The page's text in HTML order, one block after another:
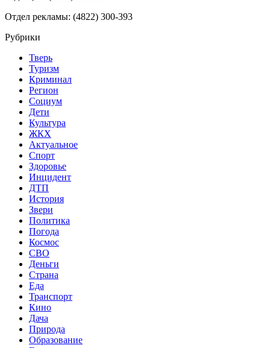
Отдел рекламы: (4822) 300-393
Рубрики
Тверь
Туризм
Криминал
Регион
Социум
Дети
Культура
ЖКХ
Актуальное
Спорт
Здоровье
Инцидент
ДТП
История
Звери
Политика
Погода
Космос
СВО
Деньги
Страна
Еда
Транспорт
Кино
Дача
Природа
Образование